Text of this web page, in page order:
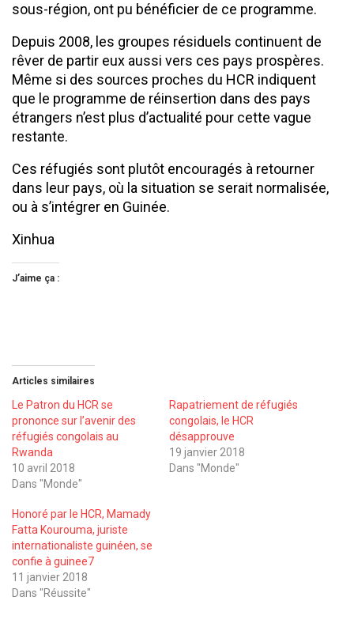
sous-région, ont pu bénéficier de ce programme.
Depuis 2008, les groupes résiduels continuent de
rêver de partir eux aussi vers ces pays prospères.
Même si des sources proches du HCR indiquent
que le programme de réinsertion dans des pays
étrangers n’est plus d’actualité pour cette vague
restante.
Ces réfugiés sont plutôt encouragés à retourner
dans leur pays, où la situation se serait normalisée,
ou à s’intégrer en Guinée.
Xinhua
J’aime ça :
Articles similaires
Le Patron du HCR se
prononce sur l’avenir des
réfugiés congolais au
Rwanda
10 avril 2018
Dans "Monde"
Rapatriement de réfugiés
congolais, le HCR
désapprouve
19 janvier 2018
Dans "Monde"
Honoré par le HCR, Mamady
Fatta Kourouma, juriste
internationaliste guinéen, se
confie à guinee7
11 janvier 2018
Dans "Réussite"